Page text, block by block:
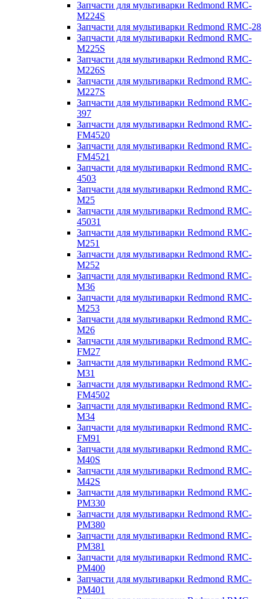
Запчасти для мультиварки Redmond RMC-
M224S
Запчасти для мультиварки Redmond RMC-28
Запчасти для мультиварки Redmond RMC-
M225S
Запчасти для мультиварки Redmond RMC-
M226S
Запчасти для мультиварки Redmond RMC-
M227S
Запчасти для мультиварки Redmond RMC-
397
Запчасти для мультиварки Redmond RMC-
FM4520
Запчасти для мультиварки Redmond RMC-
FM4521
Запчасти для мультиварки Redmond RMC-
4503
Запчасти для мультиварки Redmond RMC-
M25
Запчасти для мультиварки Redmond RMC-
45031
Запчасти для мультиварки Redmond RMC-
M251
Запчасти для мультиварки Redmond RMC-
M252
Запчасти для мультиварки Redmond RMC-
M36
Запчасти для мультиварки Redmond RMC-
M253
Запчасти для мультиварки Redmond RMC-
M26
Запчасти для мультиварки Redmond RMC-
FM27
Запчасти для мультиварки Redmond RMC-
M31
Запчасти для мультиварки Redmond RMC-
FM4502
Запчасти для мультиварки Redmond RMC-
M34
Запчасти для мультиварки Redmond RMC-
FM91
Запчасти для мультиварки Redmond RMC-
M40S
Запчасти для мультиварки Redmond RMC-
M42S
Запчасти для мультиварки Redmond RMC-
PM330
Запчасти для мультиварки Redmond RMC-
PM380
Запчасти для мультиварки Redmond RMC-
PM381
Запчасти для мультиварки Redmond RMC-
PM400
Запчасти для мультиварки Redmond RMC-
PM401